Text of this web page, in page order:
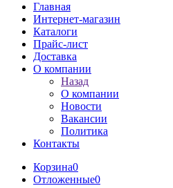
Главная
Интернет-магазин
Каталоги
Прайс-лист
Доставка
О компании
Назад
О компании
Новости
Вакансии
Политика
Контакты
Корзина0
Отложенные0